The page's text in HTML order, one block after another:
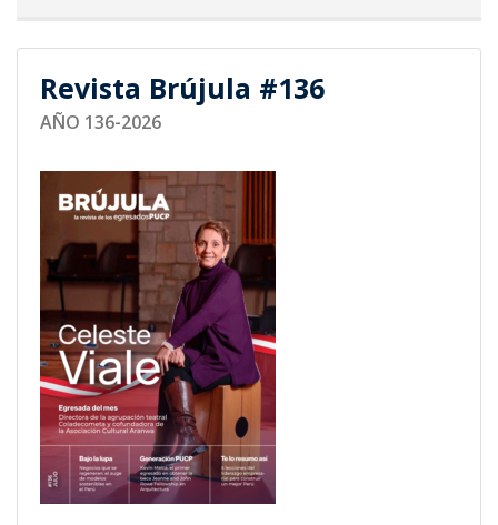
Revista Brújula #136
AÑO 136-2026